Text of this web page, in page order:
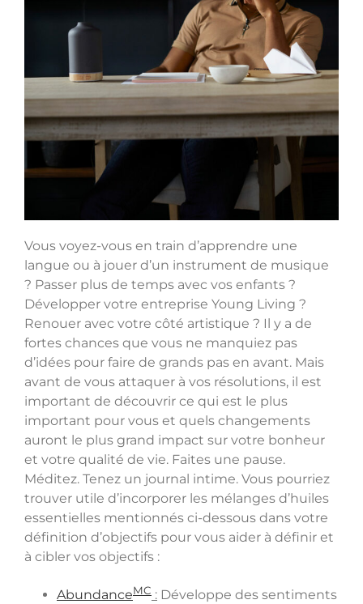
Vous voyez-vous en train d’apprendre une
langue ou à jouer d’un instrument de musique
? Passer plus de temps avec vos enfants ?
Développer votre entreprise Young Living ?
Renouer avec votre côté artistique ? Il y a de
fortes chances que vous ne manquiez pas
d’idées pour faire de grands pas en avant. Mais
avant de vous attaquer à vos résolutions, il est
important de découvrir ce qui est le plus
important pour vous et quels changements
auront le plus grand impact sur votre bonheur
et votre qualité de vie. Faites une pause.
Méditez. Tenez un journal intime. Vous pourriez
trouver utile d’incorporer les mélanges d’huiles
essentielles mentionnés ci-dessous dans votre
définition d’objectifs pour vous aider à définir et
à cibler vos objectifs :
AbundanceMC:Développe des sentiments